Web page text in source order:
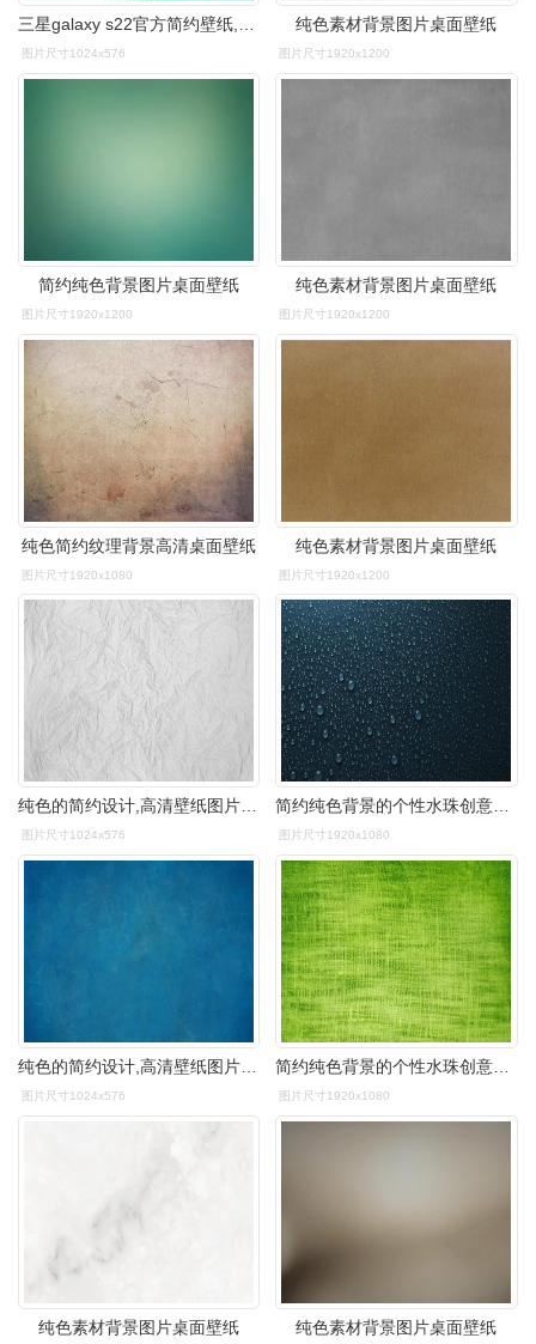
三星galaxy s22官方简约壁纸,高清图片,简约-纯色壁纸
图片尺寸1024x576
纯色素材背景图片桌面壁纸
图片尺寸1920x1200
简约纯色背景图片桌面壁纸
图片尺寸1920x1200
纯色素材背景图片桌面壁纸
图片尺寸1920x1200
纯色简约纹理背景高清桌面壁纸
图片尺寸1920x1080
纯色素材背景图片桌面壁纸
图片尺寸1920x1200
纯色的简约设计,高清壁纸图片,色彩背景-回车桌面
图片尺寸1024x576
简约纯色背景的个性水珠创意设计桌面壁纸高清
图片尺寸1920x1080
图片尺寸1024x576 图片尺寸1920x1080
纯色素材背景图片桌面壁纸 纯色素材背景图片桌面壁纸